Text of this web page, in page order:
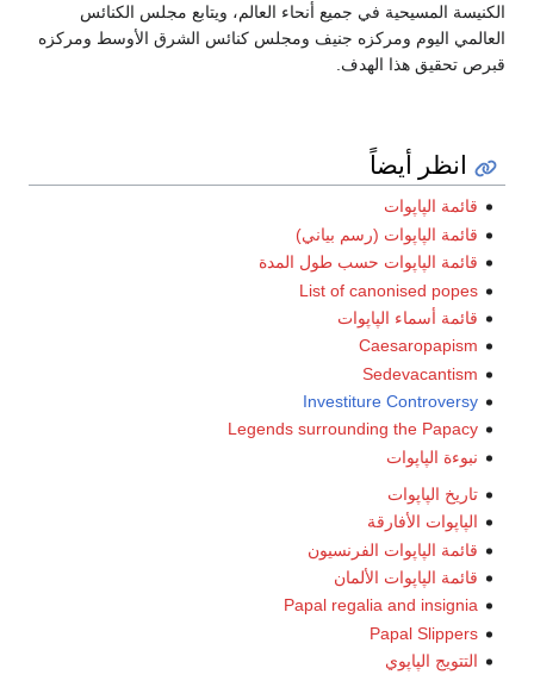
الكنيسة المسيحية في جميع أنحاء العالم، ويتابع مجلس الكنائس
العالمي اليوم ومركزه جنيف ومجلس كنائس الشرق الأوسط ومركزه
قبرص تحقيق هذا الهدف.
انظر أيضاً
قائمة الپاپوات
قائمة الپاپوات (رسم بياني)
قائمة الپاپوات حسب طول المدة
List of canonised popes
قائمة أسماء الپاپوات
Caesaropapism
Sedevacantism
Investiture Controversy
Legends surrounding the Papacy
نبوءة الپاپوات
تاريخ الپاپوات
الپاپوات الأفارقة
قائمة الپاپوات الفرنسيون
قائمة الپاپوات الألمان
Papal regalia and insignia
Papal Slippers
التتويج الپاپوي